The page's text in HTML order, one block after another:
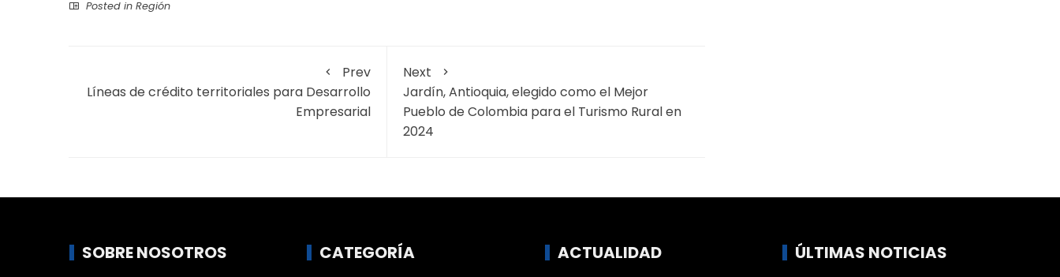
Posted in Región
Prev
Líneas de crédito territoriales para Desarrollo
Empresarial
Next
Jardín, Antioquia, elegido como el Mejor
Pueblo de Colombia para el Turismo Rural en
2024
SOBRE NOSOTROS CATEGORÍA ACTUALIDAD ÚLTIMAS NOTICIAS